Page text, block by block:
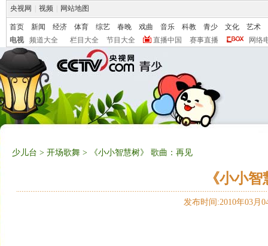
央视网 视频 网站地图
首页 新闻 经济 体育 综艺 春晚 戏曲 音乐 科教 青少 文化
艺术
电视
频道大全 栏目大全 节目大全 直播中国 赛事直播 网络
少儿台 > 开场歌舞 > 《小小智慧树》 歌曲：再见
《小小
发布时间:2010年03月